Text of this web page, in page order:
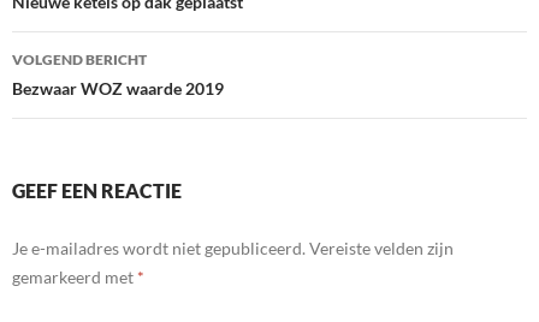
VOLGEND BERICHT
Bezwaar WOZ waarde 2019
GEEF EEN REACTIE
Je e-mailadres wordt niet gepubliceerd. Vereiste velden zijn
gemarkeerd met *